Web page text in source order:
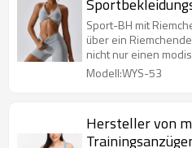
Bikershorts |
Sport-BH mit
über ein
nicht nur einen
auch bei intensiven
Modell:WYS-53
Hersteller von